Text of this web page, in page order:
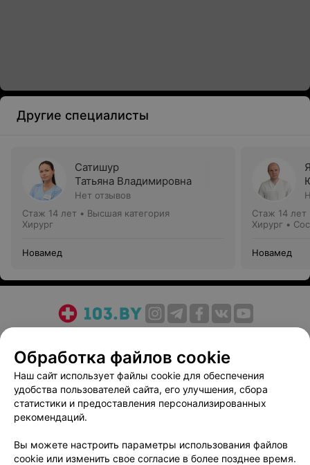
Другие специалисты
Сатишур
Татьяна Владимировна
Нет отзывов
Стаж 14 лет • Высшая категория
Хирург
Новамед
Стаж 14 лет
Хирург •
Новамед
Медицинский маркетинг
Публичный договор
Пользовательское соглашение
Способы оплаты
Вакансии
Партнеры
Написать руководителю 103.by
Персональные настройки cookie
Обработка файлов cookie
Наш сайт использует файлы cookie для обеспечения
удобства пользователей сайта, его улучшения, сбора
статистики и предоставления персонализированных
рекомендаций.
Вы можете настроить параметры использования файлов
cookie или изменить свое согласие в более позднее время.